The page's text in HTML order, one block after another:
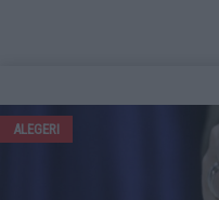
ALEGERI